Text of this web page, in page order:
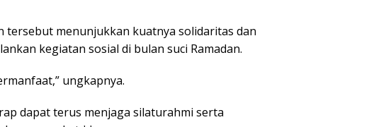
menunjukkan kuatnya solidaritas dan
kegiatan sosial di bulan suci Ramadan.
ungkapnya.
dapat terus menjaga silaturahmi serta